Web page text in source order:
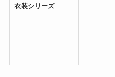
衣装シリーズ